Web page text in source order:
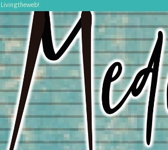
Livingtheweb!.